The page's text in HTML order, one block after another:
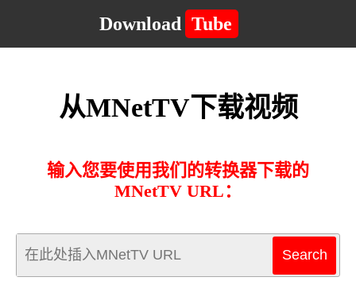
Download Tube
从MNetTV下载视频
输入您要使用我们的转换器下载的
MNetTV URL：